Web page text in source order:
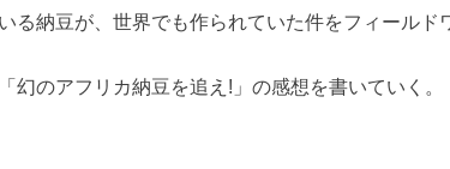
る納豆が、世界でも作られていた件をフィールド
幻のアフリカ納豆を追え!」の感想を書いていく。